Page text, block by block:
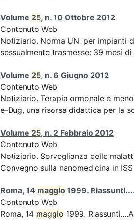
Volume 25, n. 10 Ottobre 2012
Contenuto Web
Notiziario. Norma UNI per impianti
sessualmente trasmesse: 39 mesi
Volume 25, n. 6 Giugno 2012
Contenuto Web
Notiziario. Terapia ormonale e
e-Bug, una risorsa didattica per la
Volume 25, n. 2 Febbraio 2012
Contenuto Web
Notiziario. Sorveglianza delle
Convegno sulla nanomedicina in ISS
Roma, 14 maggio 1999.
Contenuto Web
Roma, 14 maggio 1999.